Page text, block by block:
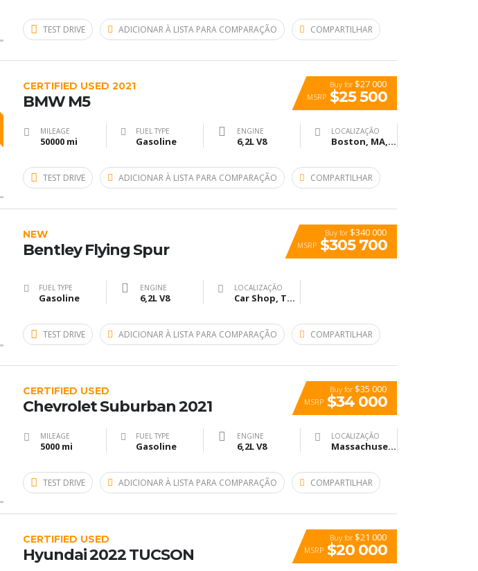
TEST DRIVE ADICIONAR À LISTA PARA COMPARAÇÃO COMPARTILHAR
Buy for $27 000
MSRP $25 500
CERTIFIED USED 2021
BMW M5
MILEAGE
50000 mi
FUEL TYPE
Gasoline
ENGINE
6,2L V8
LOCALIZAÇÃO
Boston, MA, United States
TEST DRIVE ADICIONAR À LISTA PARA COMPARAÇÃO COMPARTILHAR
Buy for $340 000
MSRP $305 700
NEW
Bentley Flying Spur
FUEL TYPE
Gasoline
ENGINE
6,2L V8
LOCALIZAÇÃO
Car Shop, The, Ridgewood Avenue, Холи Хил, Флорида, USA
TEST DRIVE ADICIONAR À LISTA PARA COMPARAÇÃO COMPARTILHAR
Buy for $35 000
MSRP $34 000
CERTIFIED USED
Chevrolet Suburban 2021
MILEAGE
5000 mi
FUEL TYPE
Gasoline
ENGINE
6,2L V8
LOCALIZAÇÃO
Massachusetts General Hospital, Fruit Street, Бостон, Массачусетс, США
TEST DRIVE ADICIONAR À LISTA PARA COMPARAÇÃO COMPARTILHAR
Buy for $21 000
MSRP $20 000
CERTIFIED USED
Hyundai 2022 TUCSON